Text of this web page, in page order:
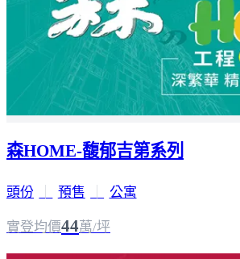
森HOME-馥郁吉第系列
頭份 預售 公寓
實登均價44萬/坪